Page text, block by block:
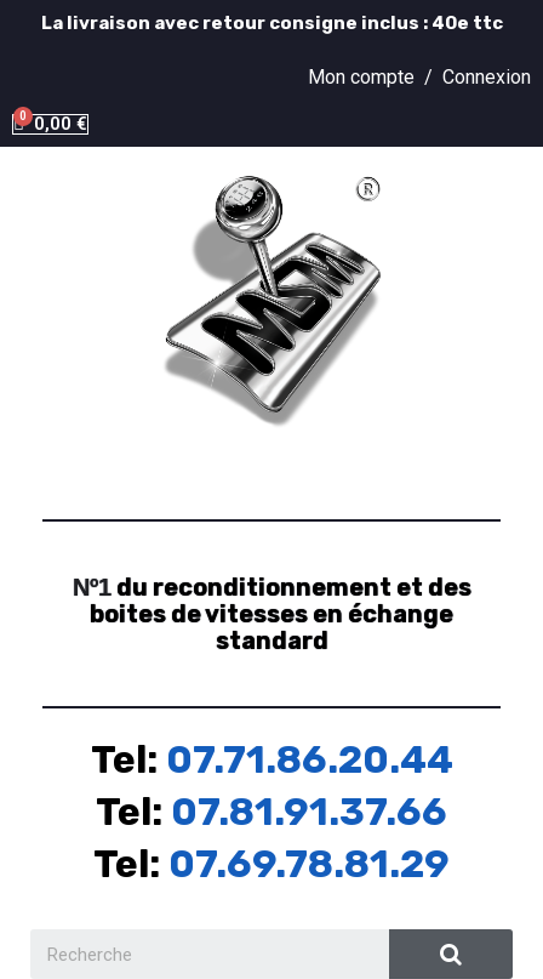
La livraison avec retour consigne inclus : 40e ttc
Mon compte / Connexion
0,00 €
Nº1du reconditionnement et des
boites de vitesses en échange
standard
Tel: 07.71.86.20.44
Tel: 07.81.91.37.66
Tel: 07.69.78.81.29